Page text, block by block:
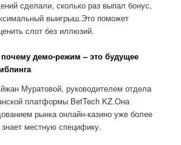
сделали, сколько раз выпал бонус,
выигрыш.Это поможет
слот без иллюзий.
демо-режим – это будущее
Муратовой, руководителем отдела
платформы BetTech KZ.Она
рынка онлайн-казино уже более
местную специфику.